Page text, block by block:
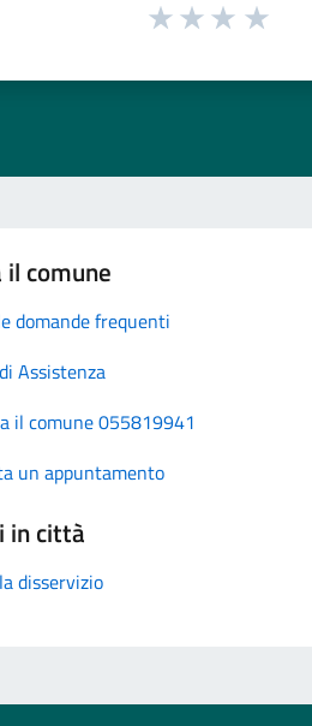
comune
domande frequenti
Assistenza
il comune 055819941
un appuntamento
in città
disservizio